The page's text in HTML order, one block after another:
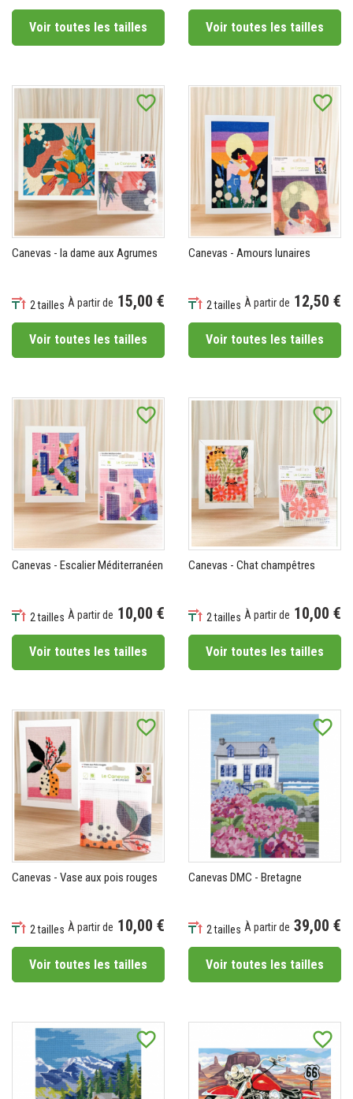
Voir toutes les tailles Voir toutes les tailles
favorite_border
Canevas - la dame aux Agrumes
2 tailles À partir de 15,00 €
Voir toutes les tailles
favorite_border
Canevas - Amours lunaires
2 tailles À partir de 12,50 €
Voir toutes les tailles
favorite_border
Canevas - Escalier Méditerranéen
2 tailles À partir de 10,00 €
Voir toutes les tailles
favorite_border
Canevas - Chat champêtres
2 tailles À partir de 10,00 €
Voir toutes les tailles
favorite_border
Canevas - Vase aux pois rouges
2 tailles À partir de 10,00 €
Voir toutes les tailles
favorite_border
Canevas DMC - Bretagne
2 tailles À partir de 39,00 €
Voir toutes les tailles
favorite_border favorite_border